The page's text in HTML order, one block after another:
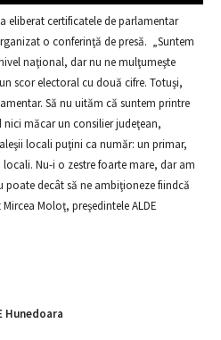
eliberat certificatele de parlamentar
o conferinţă de presă. „Suntem
naţional, dar nu ne mulţumeşte
scor electoral cu două cifre. Totuşi,
Să nu uităm că suntem printre
măcar un consilier judeţean,
locali puţini ca număr: un primar,
Nu-i o zestre foarte mare, dar am
decât să ne ambiţioneze fiindcă
Moloţ, preşedintele ALDE
Hunedoara